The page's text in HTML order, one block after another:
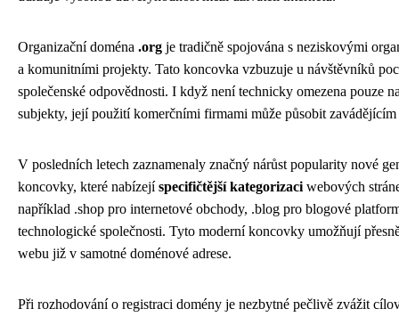
Organizační doména .org je tradičně spojována s neziskovými
a komunitními projekty. Tato koncovka vzbuzuje u návštěvníků
společenské odpovědnosti. I když není technicky omezena pouze
subjekty, její použití komerčními firmami může působit
V posledních letech zaznamenaly značný nárůst popularity nové
koncovky, které nabízejíspecifičtější kategorizaci webových
například .shop pro internetové obchody, .blog pro blogové
technologické společnosti. Tyto moderní koncovky umožňují
webu již v samotné doménové adrese.
Při rozhodování o registraci domény je nezbytné pečlivě zvážit